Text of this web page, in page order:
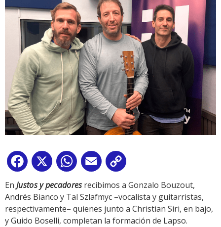
Facebook
X WhatsApp
Email
Link
En Justos y pecadoresrecibimos a Gonzalo Bouzout,
Andrés Bianco y Tal Szlafmyc –vocalista y guitarristas,
respectivamente– quienes junto a Christian Siri, en bajo,
y Guido Boselli, completan la formación de Lapso.